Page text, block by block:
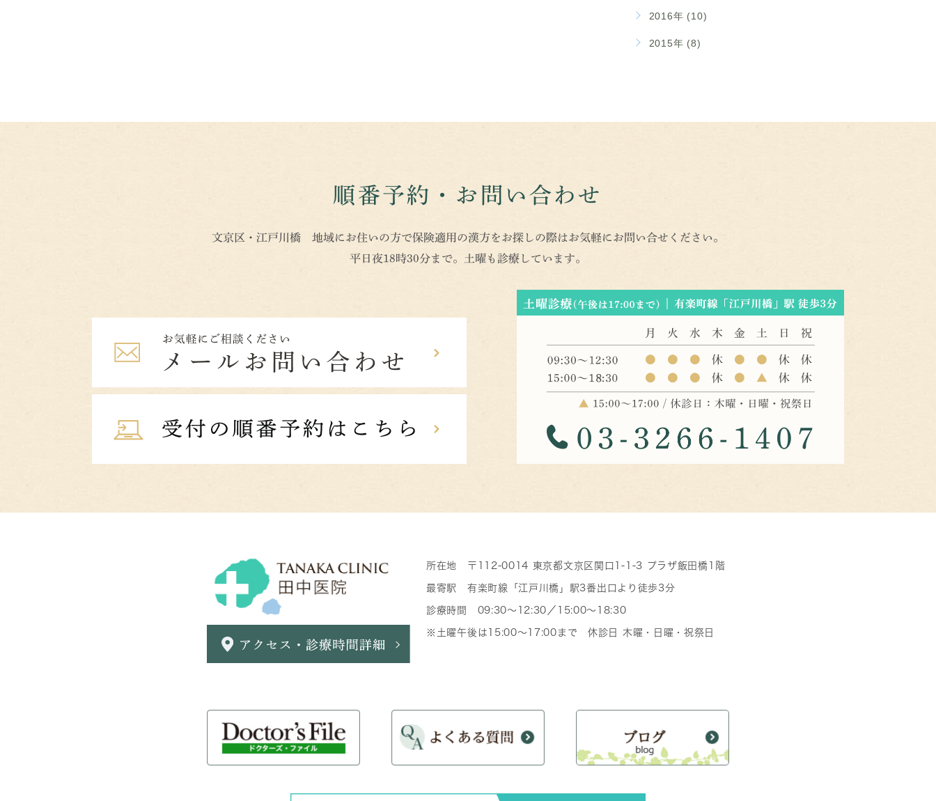
2016年 (10)
2015年 (8)
順番予約・お問い合わせ
文京区・江戸川橋 地域にお住いの方で保険適用の漢方をお探しの際はお気軽にお問い合せください。
平日夜18時30分まで。土曜も診療しています。
所在地 〒112-0014 東京都文京区関口1-1-3 プラザ飯田橋1階
最寄駅 有楽町線「江戸川橋」駅3番出口より徒歩3分
診療時間 09:30～12:30／15:00～18:30
※土曜午後は15:00～17:00まで 休診日 木曜・日曜・祝祭日